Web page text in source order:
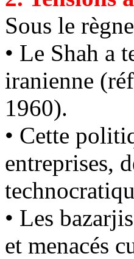
Sous le
• Le Shah a
iranienne
1960).
• Cette
entreprises,
• Les bazarjis
et menacés